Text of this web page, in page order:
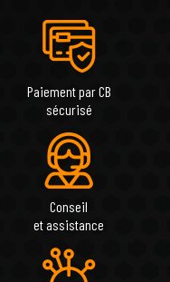
Paiement par CB
sécurisé
Conseil
et assistance